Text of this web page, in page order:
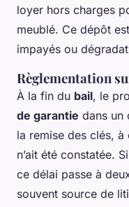
loyer hors charges
meublé. Ce dépôt
impayés ou
Règlementation
À la fin du bail, le
de garantie dans un
la remise des clés, à
n’ait été constatée.
ce délai passe à
souvent source de